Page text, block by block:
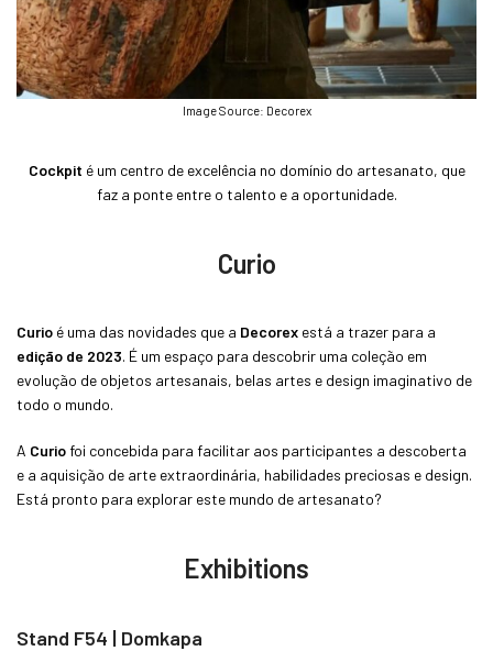
Image Source: Decorex
Cockpit é um centro de excelência no domínio do artesanato, que
faz a ponte entre o talento e a oportunidade.
Curio
Curio é uma das novidades que a Decorex está a trazer para a
edição de 2023. É um espaço para descobrir uma coleção em
evolução de objetos artesanais, belas artes e design imaginativo de
todo o mundo.
A Curiofoi concebida para facilitar aos participantes a descoberta
e a aquisição de arte extraordinária, habilidades preciosas e design.
Está pronto para explorar este mundo de artesanato?
Exhibitions
Stand F54 | Domkapa